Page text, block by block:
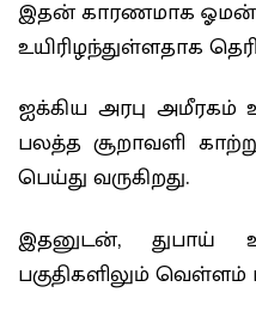
இதன் காரணமாக ஓமன்
உயிரிழந்துள்ளதாக
ஐக்கிய அரபு அமீரகம்
பலத்த சூறாவளி
பெய்து வருகிறது.
இதனுடன், துபாய்
பகுதிகளிலும் வெள்ளம்